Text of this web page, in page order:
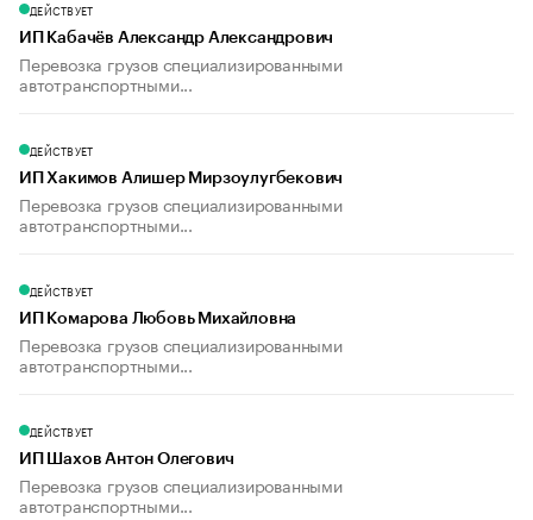
ДЕЙСТВУЕТ
ИП Кабачёв Александр Александрович
Перевозка грузов специализированными
автотранспортными...
ДЕЙСТВУЕТ
ИП Хакимов Алишер Мирзоулугбекович
Перевозка грузов специализированными
автотранспортными...
ДЕЙСТВУЕТ
ИП Комарова Любовь Михайловна
Перевозка грузов специализированными
автотранспортными...
ДЕЙСТВУЕТ
ИП Шахов Антон Олегович
Перевозка грузов специализированными
автотранспортными...